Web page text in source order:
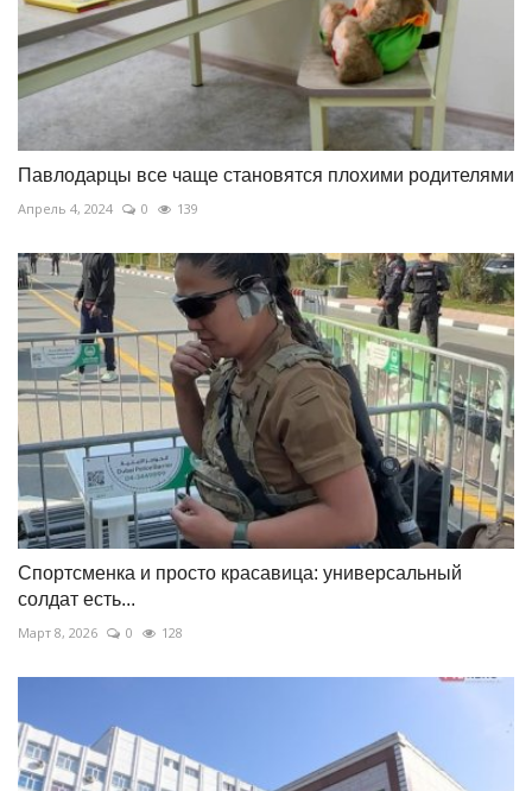
Павлодарцы все чаще становятся плохими родителями
Апрель 4, 2024 0 139
Спортсменка и просто красавица: универсальный
солдат есть...
Март 8, 2026 0 128